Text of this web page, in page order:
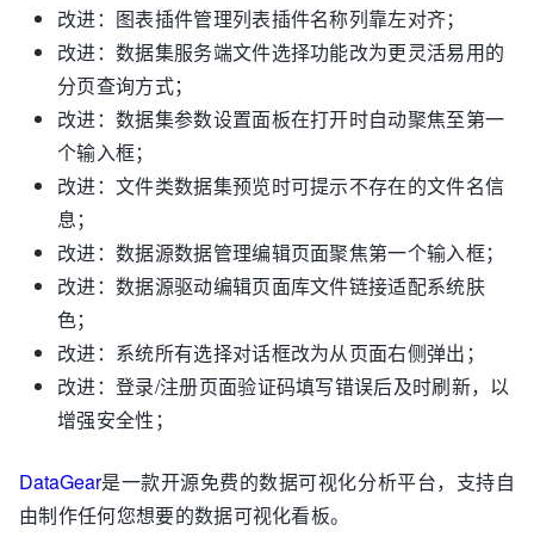
改进：图表插件管理列表插件名称列靠左对齐；
改进：数据集服务端文件选择功能改为更灵活易用的
分页查询方式；
改进：数据集参数设置面板在打开时自动聚焦至第一
个输入框；
改进：文件类数据集预览时可提示不存在的文件名信
息；
改进：数据源数据管理编辑页面聚焦第一个输入框；
改进：数据源驱动编辑页面库文件链接适配系统肤
色；
改进：系统所有选择对话框改为从页面右侧弹出；
改进：登录/注册页面验证码填写错误后及时刷新，以
增强安全性；
DataGear是一款开源免费的数据可视化分析平台，支持自
由制作任何您想要的数据可视化看板。